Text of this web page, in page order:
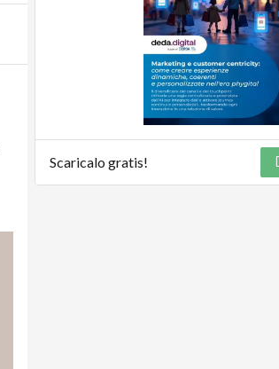
Scaricalo gratis!